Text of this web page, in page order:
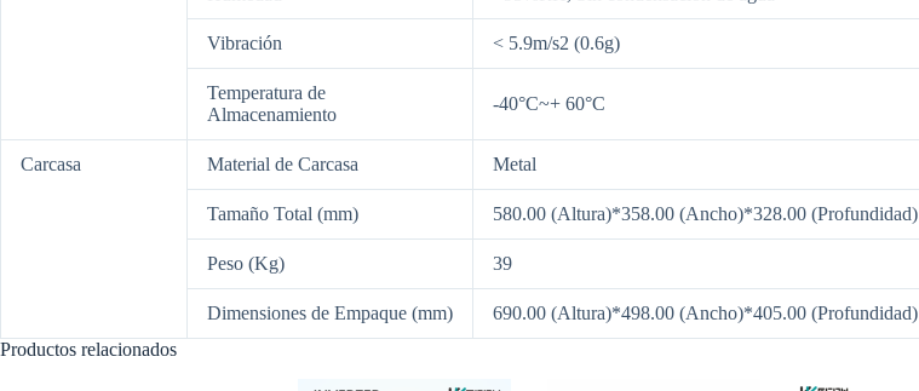
Vibración < 5.9m/s2 (0.6g)
Temperatura de
Almacenamiento
-40°C~+ 60°C
Carcasa Material de Carcasa Metal
Tamaño Total (mm) 580.00 (Altura)*358.00 (Ancho)*328.00 (Profundidad)
Peso (Kg) 39
Dimensiones de Empaque (mm)
690.00 (Altura)*498.00 (Ancho)*405.00 (Profundidad)
Productos relacionados